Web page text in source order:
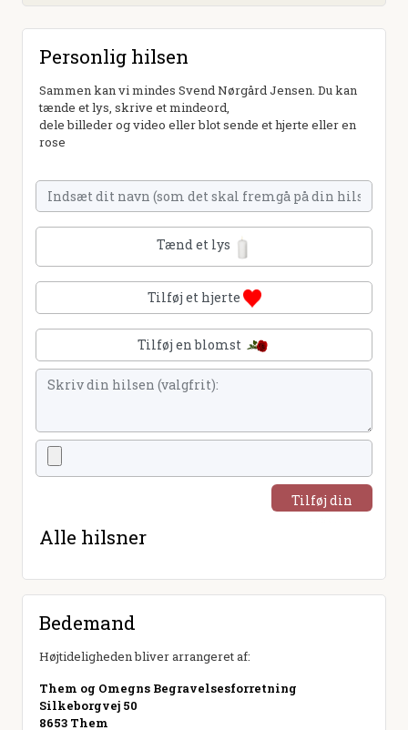
Personlig hilsen
Sammen kan vi mindes Svend Nørgård Jensen. Du kan
tænde et lys, skrive et mindeord,
dele billeder og video eller blot sende et hjerte eller en
rose
Tænd et lys
Tilføj et hjerte
Tilføj en blomst
Tilføj din
Alle hilsner
Bedemand
Højtideligheden bliver arrangeret af:
Them og Omegns Begravelsesforretning
Silkeborgvej 50
8653 Them